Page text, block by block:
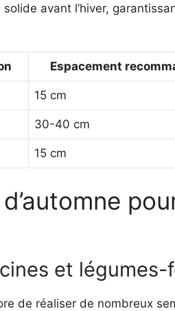
avant l’hiver,
Espacement
15 cm
30-40 cm
15 cm
et légumes-
de réaliser de nombreux